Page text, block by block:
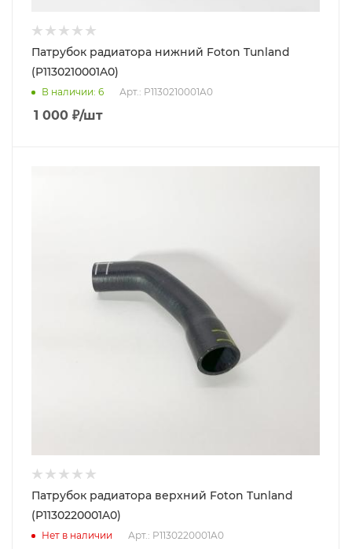
Патрубок радиатора нижний Foton Tunland
(P1130210001A0)
В наличии: 6 Арт.: P1130210001A0
1 000 ₽/шт
Патрубок радиатора верхний Foton Tunland
(P1130220001A0)
Нет в наличии Арт.: P1130220001A0